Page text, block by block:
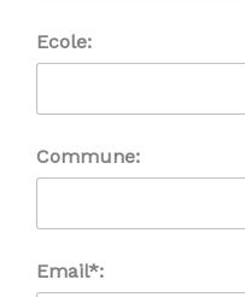
Ecole:
Commune:
Email*: